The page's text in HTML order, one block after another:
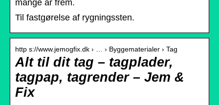
mange år frem.
Til fastgørelse af rygningssten.
http s://www.jemogfix.dk › … › Byggematerialer › Tag
Alt til dit tag – tagplader,
tagpap, tagrender – Jem &
Fix